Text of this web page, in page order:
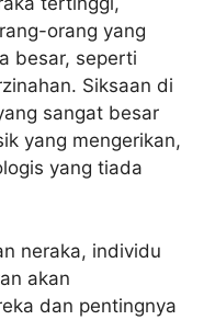
orang yang
besar, seperti
Siksaan di
sangat besar
yang mengerikan,
yang tiada
neraka, individu
akan
dan pentingnya